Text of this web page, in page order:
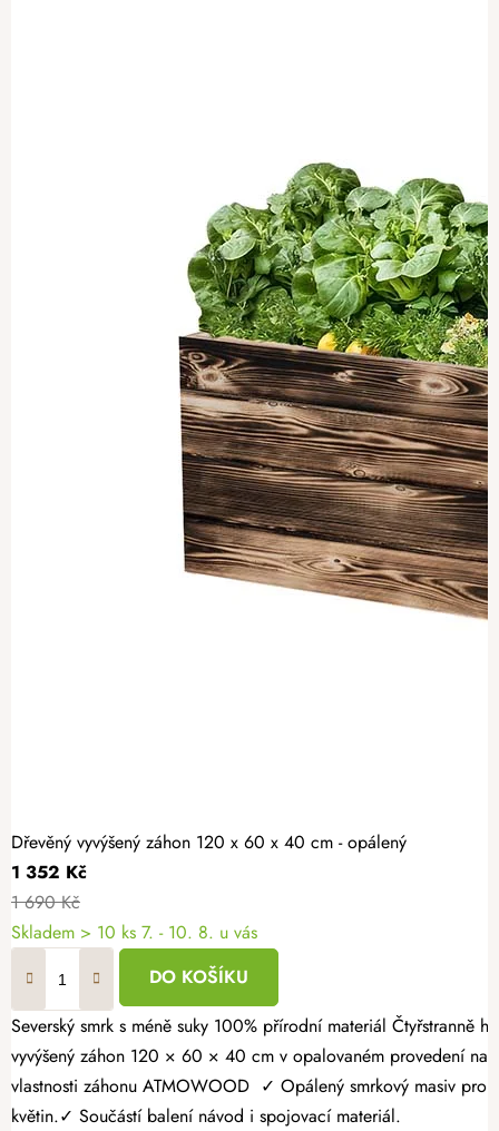
Dřevěný vyvýšený záhon 120 x 60 x 40 cm - opálený
1 352 Kč
1 690 Kč
Skladem > 10 ks 7. - 10. 8. u vás
DO KOŠÍKU
Severský smrk s méně suky 100% přírodní materiál Čtyřstranně hoblovaný masiv Vypěstujte si čerstvé bylinky, zeleninu nebo jahody v záhonu, který spojuje přírodní vzhled s dlouhou životností. Dřevěný
vyvýšený záhon 120 × 60 × 40 cm v opalovaném provedení
vlastnosti záhonu ATMOWOOD ✓ Opálený smrkový masiv
květin.✓ Součástí balení návod i spojovací materiál.